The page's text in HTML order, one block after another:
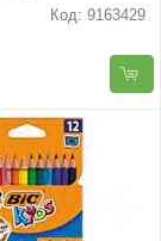
Код: 9163429